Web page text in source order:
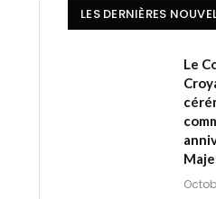
LES DERNIÈRES
Le